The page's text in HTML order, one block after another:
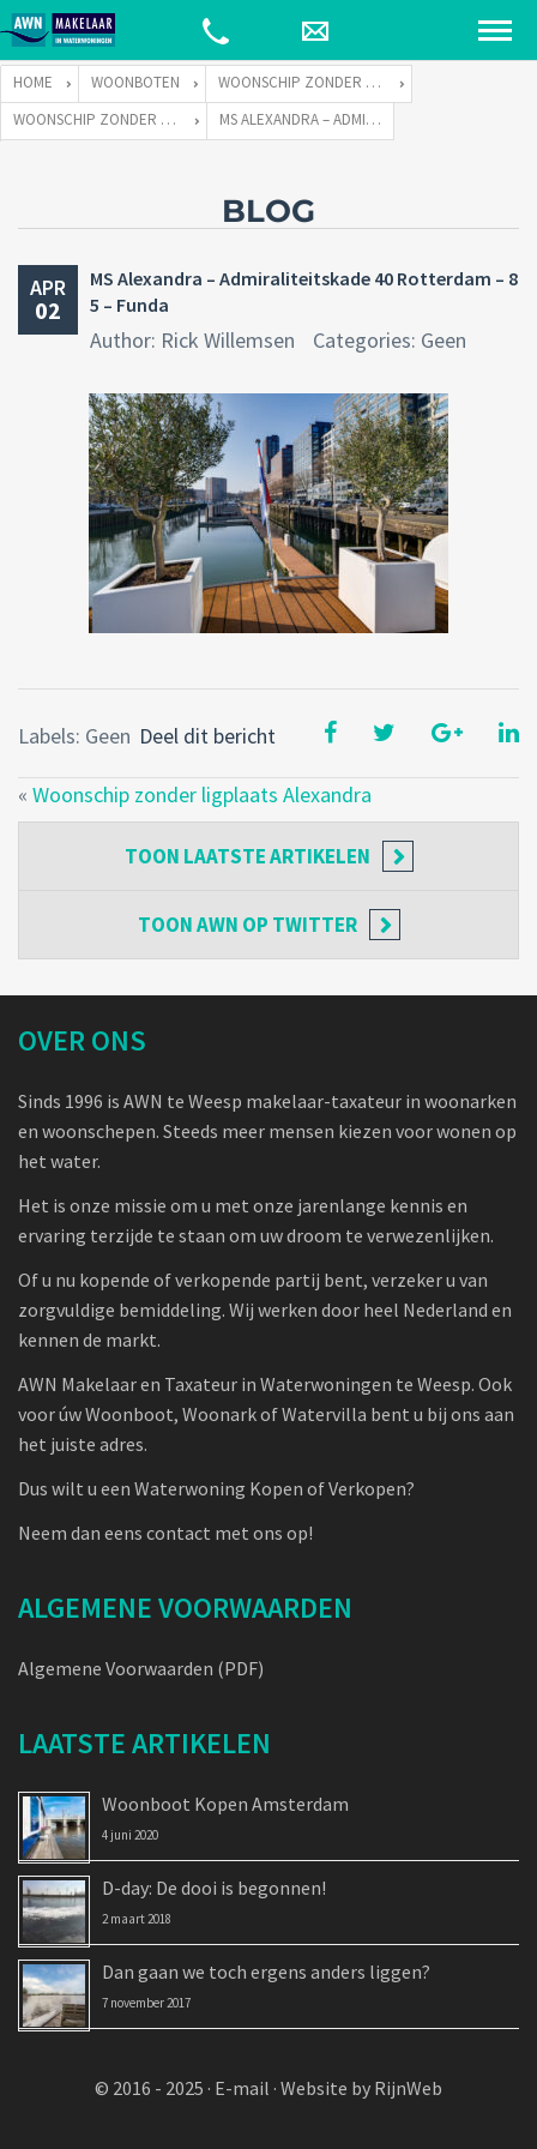
HOME WOONBOTEN
WOONSCHIP ZONDER LIGPLAATS
WOONSCHIP ZONDER LIGPLAATS ALEXANDRA
MS ALEXANDRA – ADMIRALITEITSKADE 40 ROTTERDAM – 85 – FUNDA
BLOG
APR
02
MS Alexandra – Admiraliteitskade 40 Rotterdam – 8
5 – Funda
Author: Rick Willemsen Categories: Geen
Deel dit bericht
Labels: Geen
« Woonschip zonder ligplaats Alexandra
TOON LAATSTE ARTIKELEN
TOONAWN OP TWITTER
OVER ONS
Sinds 1996 is AWN te Weesp makelaar-taxateur in woonarken
en woonschepen. Steeds meer mensen kiezen voor wonen op
het water.
Het is onze missie om u met onze jarenlange kennis en
ervaring terzijde te staan om uw droom te verwezenlijken.
Of u nu kopende of verkopende partij bent, verzeker u van
zorgvuldige bemiddeling. Wij werken door heel Nederland en
kennen de markt.
AWN Makelaar en Taxateur in Waterwoningen te Weesp. Ook
voor úw Woonboot, Woonark of Watervilla bent u bij ons aan
het juiste adres.
Dus wilt u een Waterwoning Kopen of Verkopen?
Neem dan eens contact met ons op!
ALGEMENE VOORWAARDEN
Algemene Voorwaarden (PDF)
LAATSTE ARTIKELEN
Woonboot Kopen Amsterdam
4 juni 2020
D-day: De dooi is begonnen!
2 maart 2018
Dan gaan we toch ergens anders liggen?
7 november 2017
© 2016 - 2025 · E-mail · Website by RijnWeb